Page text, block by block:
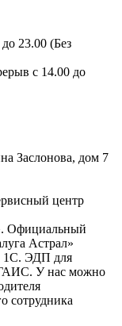
23.00 (Без
с 14.00 до
Заслонова, дом 7
центр
Астрал»
1C. ЭДП для
У нас можно
сотрудника